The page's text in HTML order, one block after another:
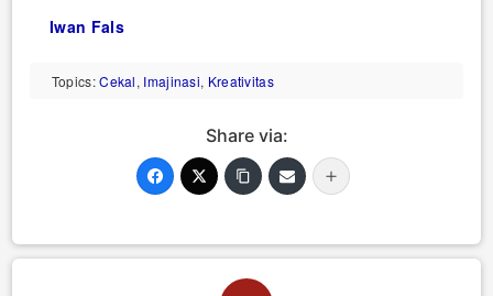
Iwan Fals
Topics:Cekal, Imajinasi, Kreativitas
Share via: